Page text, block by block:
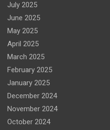
July 2025
June 2025
May 2025
April 2025
March 2025
February 2025
January 2025
December 2024
November 2024
October 2024